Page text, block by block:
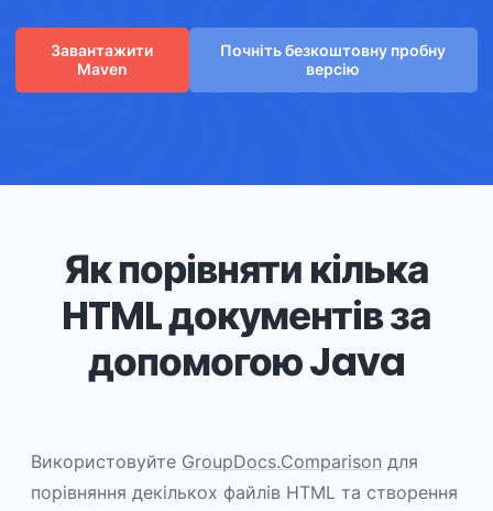
Завантажити
Maven
Почніть безкоштовну пробну
версію
Як порівняти кілька
HTML документів за
допомогою Java
Використовуйте GroupDocs.Comparison для
порівняння декількох файлів HTML та створення